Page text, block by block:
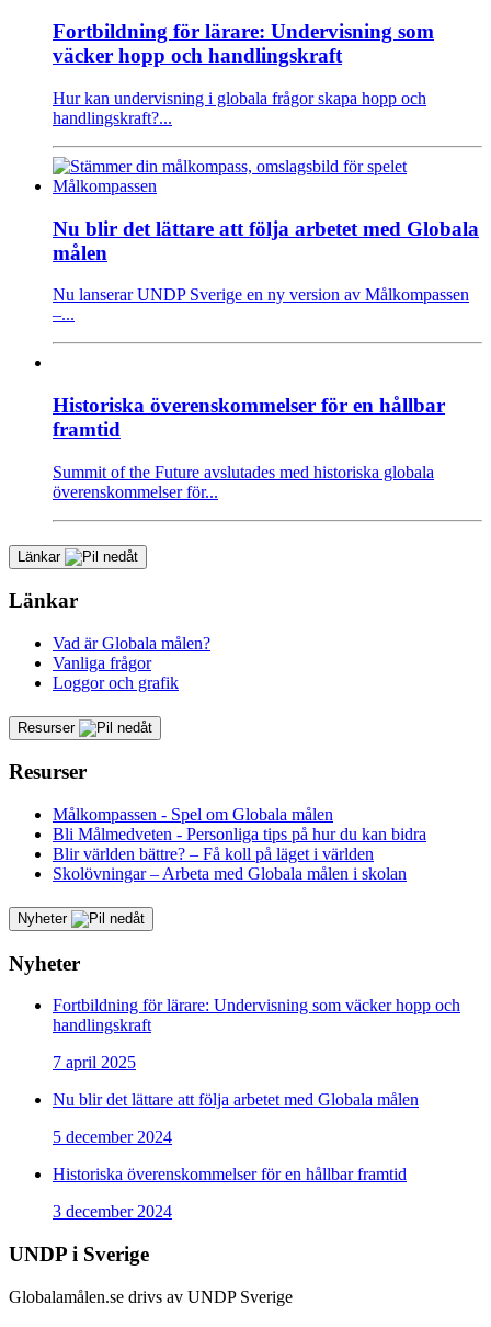
Fortbildning för lärare: Undervisning som
väcker hopp och handlingskraft
Hur kan undervisning i globala frågor skapa hopp och
handlingskraft?...
Nu blir det lättare att följa arbetet med Globala
målen
Nu lanserar UNDP Sverige en ny version av Målkompassen
–...
Historiska överenskommelser för en hållbar
framtid
Summit of the Future avslutades med historiska globala
överenskommelser för...
Länkar
Länkar
Vad är Globala målen?
Vanliga frågor
Loggor och grafik
Resurser
Resurser
Målkompassen - Spel om Globala målen
Bli Målmedveten - Personliga tips på hur du kan bidra
Blir världen bättre? – Få koll på läget i världen
Skolövningar – Arbeta med Globala målen i skolan
Nyheter
Nyheter
Fortbildning för lärare: Undervisning som väcker hopp och
handlingskraft
7 april 2025
Nu blir det lättare att följa arbetet med Globala målen
5 december 2024
Historiska överenskommelser för en hållbar framtid
3 december 2024
UNDP i Sverige
Globalamålen.se drivs av UNDP Sverige